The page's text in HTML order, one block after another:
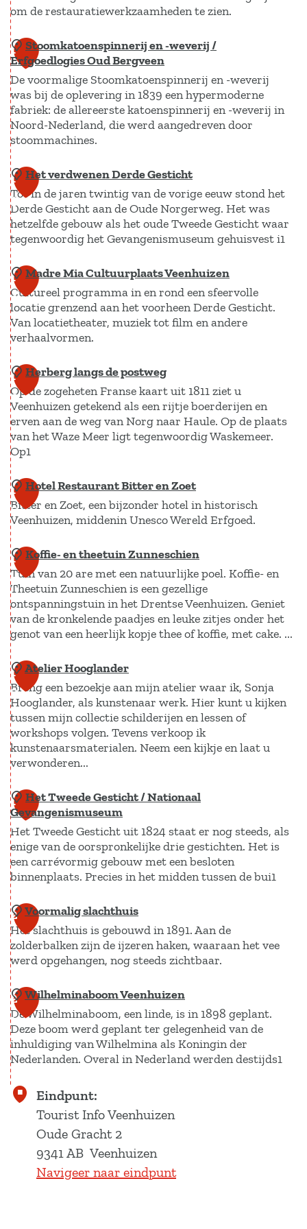
e
m
–
v
r
o
e
g
e
r
R
i
j
k
s
w
e
r
k
i
n
r
i
c
h
t
i
n
g
e
l
t
j
e
'
a
d
i
g
h
e
i
d
t
S
p
a
a
n
s
e
K
e
r
k
h
o
f
om de restauratiewerkzaamheden te zien.
G
r
a
f
t
r
o
m
m
e
l
m
u
s
e
u
m
V
e
e
n
h
u
i
z
e
n
1
2
Stoomkatoenspinnerij en -weverij /
Erfgoedlogies Oud Bergveen
De voormalige Stoomkatoenspinnerij en -weverij
was bij de oplevering in 1839 een hypermoderne
fabriek: de allereerste katoenspinnerij en -weverij in
Noord-Nederland, die werd aangedreven door
stoommachines.
S
t
o
o
m
k
a
t
o
e
n
s
p
i
n
n
e
r
i
j
e
n
-
w
e
v
e
r
i
j
/
E
r
f
g
o
e
d
l
o
g
i
e
s
O
u
d
B
e
1
3
Het verdwenen Derde Gesticht
Tot in de jaren twintig van de vorige eeuw stond het
Derde Gesticht aan de Oude Norgerweg. Het was
hetzelfde gebouw als het oude Tweede Gesticht waar
tegenwoordig het Gevangenismuseum gehuisvest i1
H
e
t
v
e
r
d
w
e
n
e
n
D
e
r
d
e
G
e
s
t
i
c
h
t
1
4
Madre Mia Cultuurplaats Veenhuizen
Cultureel programma in en rond een sfeervolle
locatie grenzend aan het voorheen Derde Gesticht.
Van locatietheater, muziek tot film en andere
verhaalvormen.
M
a
d
r
e
M
i
a
C
u
l
t
u
u
r
p
l
a
a
t
s
V
e
e
n
h
u
i
z
e
n
1
5
Herberg langs de postweg
Op de zogeheten Franse kaart uit 1811 ziet u
Veenhuizen getekend als een rijtje boerderijen en
erven aan de weg van Norg naar Haule. Op de plaats
van het Waze Meer ligt tegenwoordig Waskemeer.
Op1
H
e
r
b
e
r
g
l
a
n
g
s
d
e
p
o
s
t
w
e
g
1
6
Hotel Restaurant Bitter en Zoet
Bitter en Zoet, een bijzonder hotel in historisch
Veenhuizen, middenin Unesco Wereld Erfgoed.
H
o
t
e
l
R
e
s
t
a
u
r
a
n
t
B
i
t
t
e
r
e
n
Z
o
e
t
1
7
Koffie- en theetuin Zunneschien
Tuin van 20 are met een natuurlijke poel. Koffie- en
Theetuin Zunneschien is een gezellige
ontspanningstuin in het Drentse Veenhuizen. Geniet
van de kronkelende paadjes en leuke zitjes onder het
genot van een heerlijk kopje thee of koffie, met cake. ...
K
o
ff
i
e
-
e
n
t
h
e
e
t
u
i
n
Z
u
n
n
e
s
c
1
8
Atelier Hooglander
Breng een bezoekje aan mijn atelier waar ik, Sonja
Hooglander, als kunstenaar werk. Hier kunt u kijken
tussen mijn collectie schilderijen en lessen of
workshops volgen. Tevens verkoop ik
kunstenaarsmaterialen. Neem een kijkje en laat u
verwonderen...
A
t
e
l
i
e
r
H
o
o
g
l
a
n
d
e
1
9
Het Tweede Gesticht / Nationaal
Gevangenismuseum
Het Tweede Gesticht uit 1824 staat er nog steeds, als
enige van de oorspronkelijke drie gestichten. Het is
een carrévormig gebouw met een besloten
binnenplaats. Precies in het midden tussen de bui1
H
e
t
T
w
e
e
d
e
G
e
2
0
Voormalig slachthuis
Het slachthuis is gebouwd in 1891. Aan de
zolderbalken zijn de ijzeren haken, waaraan het vee
werd opgehangen, nog steeds zichtbaar.
V
o
o
r
m
a
2
1
Wilhelminaboom Veenhuizen
De Wilhelminaboom, een linde, is in 1898 geplant.
Deze boom werd geplant ter gelegenheid van de
inhuldiging van Wilhelmina als Koningin der
Nederlanden. Overal in Nederland werden destijds1
W
Eindpunt:
Tourist Info Veenhuizen
Oude Gracht 2
9341 AB Veenhuizen
Navigeer naar eindpunt